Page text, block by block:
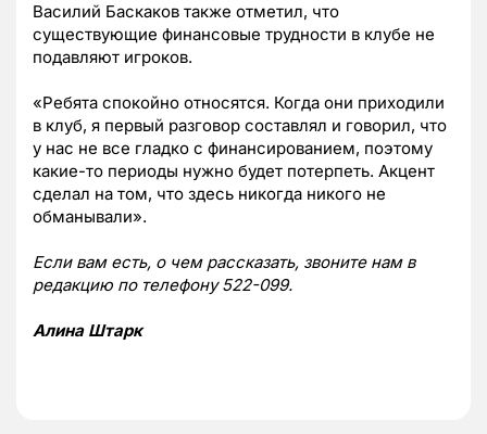
Василий Баскаков также отметил, что
существующие финансовые трудности в клубе не
подавляют игроков.
«Ребята спокойно относятся. Когда они приходили
в клуб, я первый разговор составлял и говорил, что
у нас не все гладко с финансированием, поэтому
какие-то периоды нужно будет потерпеть. Акцент
сделал на том, что здесь никогда никого не
обманывали».
Если вам есть, о чем рассказать, звоните нам в
редакцию по телефону 522-099.
Алина Штарк